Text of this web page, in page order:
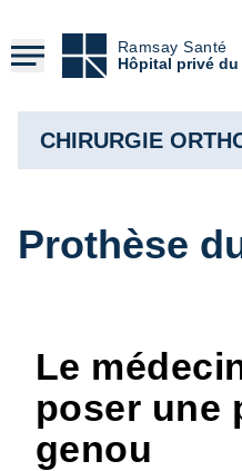
contenu
principal
Ramsay Santé
Hôpital privé du
Prothèse
Le
poser une
genou